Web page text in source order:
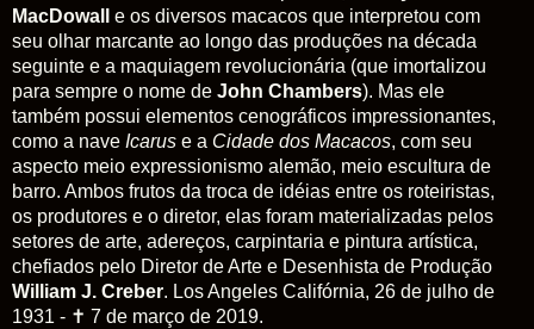
MacDowall e os diversos macacos que interpretou com
seu olhar marcante ao longo das produções na década
seguinte e a maquiagem revolucionária (que imortalizou
para sempre o nome de John Chambers). Mas ele
também possui elementos cenográficos impressionantes,
como a nave Icarus e a Cidade dos Macacos, com seu
aspecto meio expressionismo alemão, meio escultura de
barro. Ambos frutos da troca de idéias entre os roteiristas,
os produtores e o diretor, elas foram materializadas pelos
setores de arte, adereços, carpintaria e pintura artística,
chefiados pelo Diretor de Arte e Desenhista de Produção
William J. Creber. Los Angeles Califórnia, 26 de julho de
1931 - ✝ 7 de março de 2019.